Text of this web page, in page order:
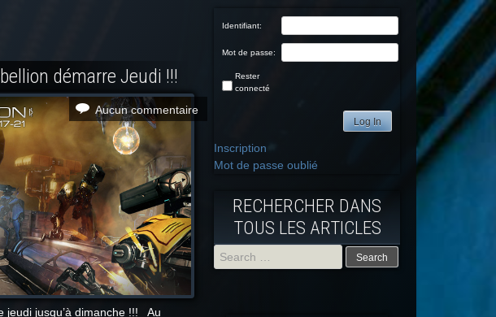
démarre Jeudi !!!
Aucun commentaire
jusqu’à dimanche !!! Au
Identifiant:
Mot de passe:
Rester
connecté
Log In
Inscription
Mot de passe oublié
RECHERCHER DANS
TOUS LES ARTICLES